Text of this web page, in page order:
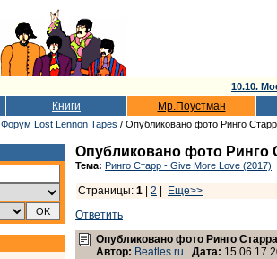
10.10.
Книги Мр.Поустман
Форум Lost Lennon Tapes / Опубликовано фото Ринго
Опубликовано фото
Тема: Ринго Старр - Give More Love (2017)
Страницы: 1 2
Еще>>
Ответить
Опубликовано фото Ринго
Автор: Beatles.ru Дата: 15.06.17